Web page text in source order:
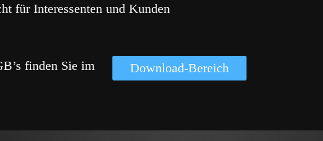
für Interessenten und Kunden
finden Sie im Download-Bereich